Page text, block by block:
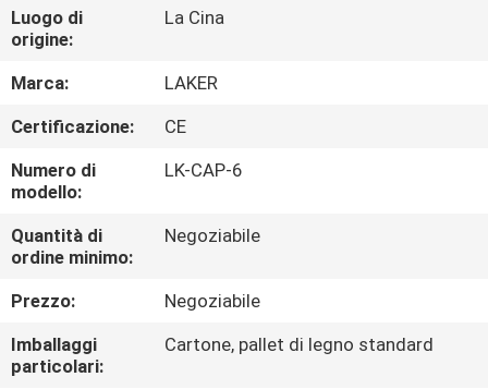
FATORY
TOUR
CONTROLLO
DI
QUALITÀ
CONTATTACI
NOTIZIE
Luogo di
origine:
La Cina
Marca:
LAKER
Certificazione:
CE
Numero di
modello:
LK-CAP-6
Quantità di
ordine minimo:
Negoziabile
Prezzo:
Negoziabile
Imballaggi
particolari:
Cartone, pallet di legno standard